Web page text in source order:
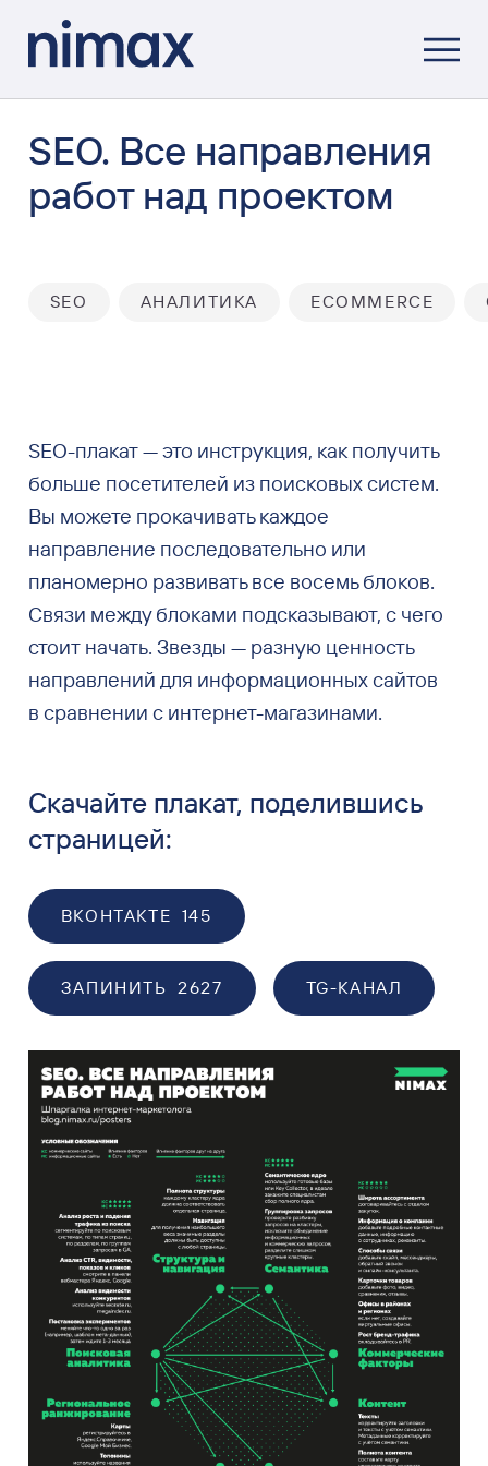
SEO. Все направления
работ над проектом
SEO АНАЛИТИКА ECOMMERCE
SEO-плакат — это инструкция, как получить
больше посетителей из поисковых систем.
Вы можете прокачивать каждое
направление последовательно или
планомерно развивать все восемь блоков.
Связи между блоками подсказывают, с чего
стоит начать. Звезды — разную ценность
направлений для информационных сайтов
в сравнении с интернет-магазинами.
Скачайте плакат, поделившись
страницей:
ВКОНТАКТЕ 145
ЗАПИНИТЬ 2627 TG-КАНАЛ